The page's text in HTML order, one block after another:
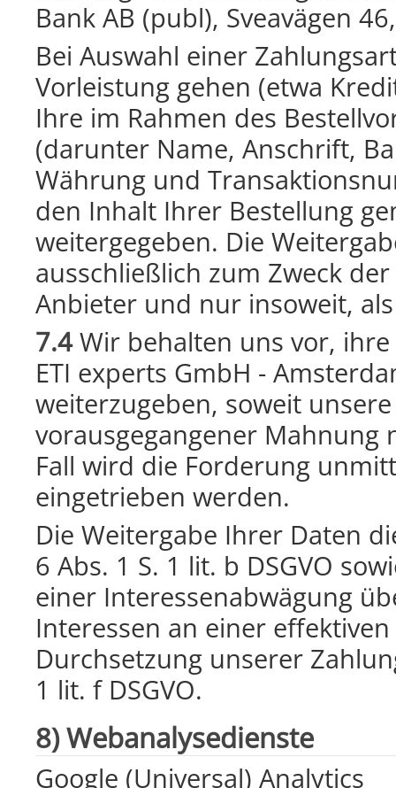
Bank AB (publ), Sveavägen
Bei Auswahl einer
Vorleistung gehen (etwa
Ihre im Rahmen des
(darunter Name, Anschrift,
Währung und
den Inhalt Ihrer Bestellung
weitergegeben. Die
ausschließlich zum Zweck
Anbieter und nur insoweit,
7.4Wir behalten uns vor,
ETI experts GmbH -
weiterzugeben, soweit
vorausgegangener Mahnung
Fall wird die Forderung
eingetrieben werden.
Die Weitergabe Ihrer Daten
6 Abs. 1 S. 1 lit. b DSGVO
einer Interessenabwägung
Interessen an einer
Durchsetzung unserer
1 lit. f DSGVO.
8) Webanalysedienste
Google (Universal) Analytics